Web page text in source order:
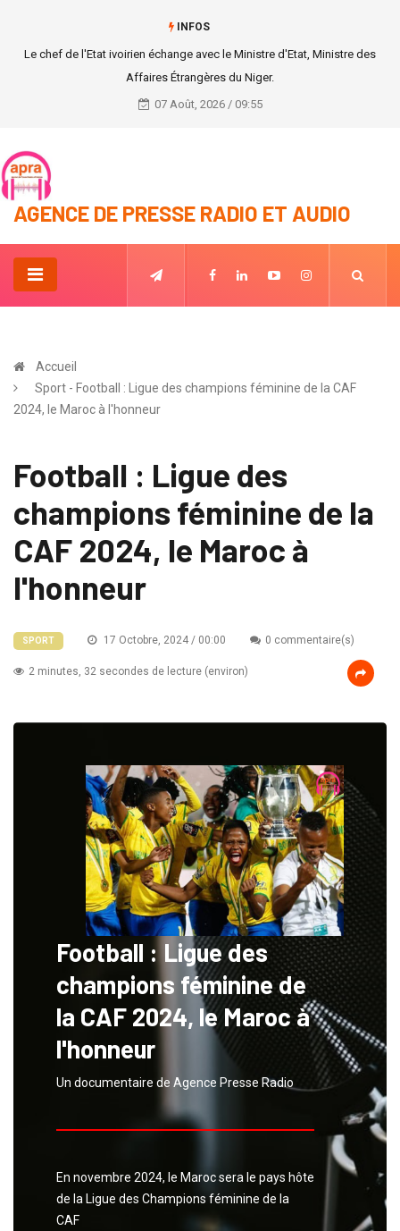
INFOS
Le chef de l'Etat ivoirien échange avec le Ministre d'Etat, Ministre des
Affaires Étrangères du Niger.
07 Août, 2026 / 09:55
AGENCE DE PRESSE RADIO ET AUDIO
Accueil
Sport - Football : Ligue des champions féminine de la CAF
2024, le Maroc à l'honneur
Football : Ligue des
champions féminine de la
CAF 2024, le Maroc à
l'honneur
SPORT 17 Octobre, 2024 / 00:00 0 commentaire(s)
2 minutes, 32 secondes de lecture (environ)
Football : Ligue des
champions féminine de
la CAF 2024, le Maroc à
l'honneur
Un documentaire de Agence Presse Radio
En novembre 2024, le Maroc sera le pays hôte
de la Ligue des Champions féminine de la
CAF